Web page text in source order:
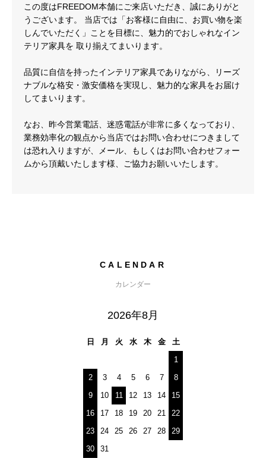
この度はFREEDOM本舗にご来店いただき、誠にありがと
うございます。 当店では「お客様に自由に、お買い物を楽
しんでいただく」ことを目標に、魅力的でおしゃれなイン
テリア家具を 取り揃えてまいります。
品質に自信を持ったインテリア家具でありながら、リーズ
ナブルな格安・激安価格を実現し、魅力的な家具をお届け
してまいります。
なお、昨今営業電話、迷惑電話が非常に多くなっており、
業務効率化の観点から当店ではお問い合わせにつきまして
は恐れ入りますが、メール、もしくはお問い合わせフォー
ムから頂戴いたします様、ご協力お願いいたします。
CALENDAR
カレンダー
2026年8月
日 月 火 水 木 金
土
1
2
3 4 5 6 7
8
9
10 11 12 13 14
15
16
17 18 19 20 21
22
23
24 25 26 27 28
29
30
31